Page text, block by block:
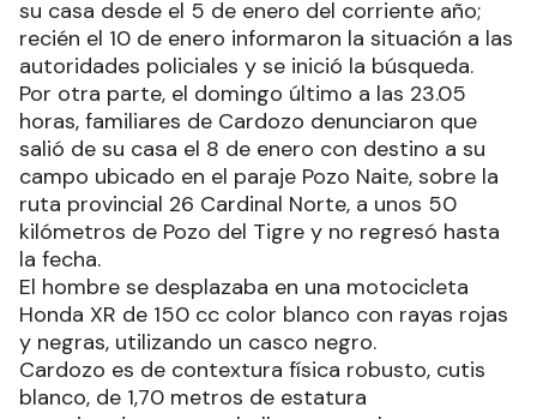
su casa desde el 5 de enero del corriente año;
recién el 10 de enero informaron la situación a las
autoridades policiales y se inició la búsqueda.
Por otra parte, el domingo último a las 23.05
horas, familiares de Cardozo denunciaron que
salió de su casa el 8 de enero con destino a su
campo ubicado en el paraje Pozo Naite, sobre la
ruta provincial 26 Cardinal Norte, a unos 50
kilómetros de Pozo del Tigre y no regresó hasta
la fecha.
El hombre se desplazaba en una motocicleta
Honda XR de 150 cc color blanco con rayas rojas
y negras, utilizando un casco negro.
Cardozo es de contextura física robusto, cutis
blanco, de 1,70 metros de estatura